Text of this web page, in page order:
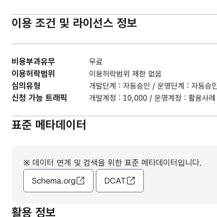
이용 조건 및 라이선스 정보
비용부과유무 무료
이용허락범위 이용허락범위 제한 없음
심의유형 개발단계 : 자동승인 / 운영단계 : 자동승인
신청 가능 트래픽 개발계정 : 10,000 / 운영계정 : 활용사
표준 메타데이터
※ 데이터 연계 및 검색을 위한 표준 메타데이터입니다.
Schema.org
DCAT
활용 정보